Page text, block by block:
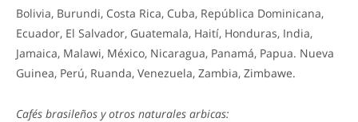
Bolivia, Burundi, Costa Rica, Cuba, República Dominicana,
Ecuador, El Salvador, Guatemala, Haití, Honduras, India,
Jamaica, Malawi, México, Nicaragua, Panamá, Papua. Nueva
Guinea, Perú, Ruanda, Venezuela, Zambia, Zimbawe.
Cafés brasileños y otros naturales arbicas: